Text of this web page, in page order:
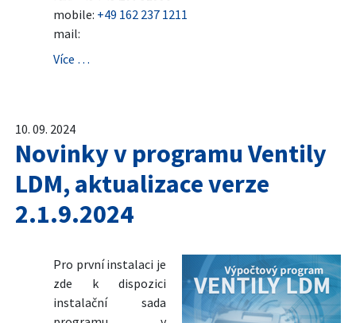
mobile: +49 162 237 1211
mail:
Více …
10. 09. 2024
Novinky v programu Ventily
LDM, aktualizace verze
2.1.9.2024
Pro první instalaci je
zde k dispozici
instalační sada